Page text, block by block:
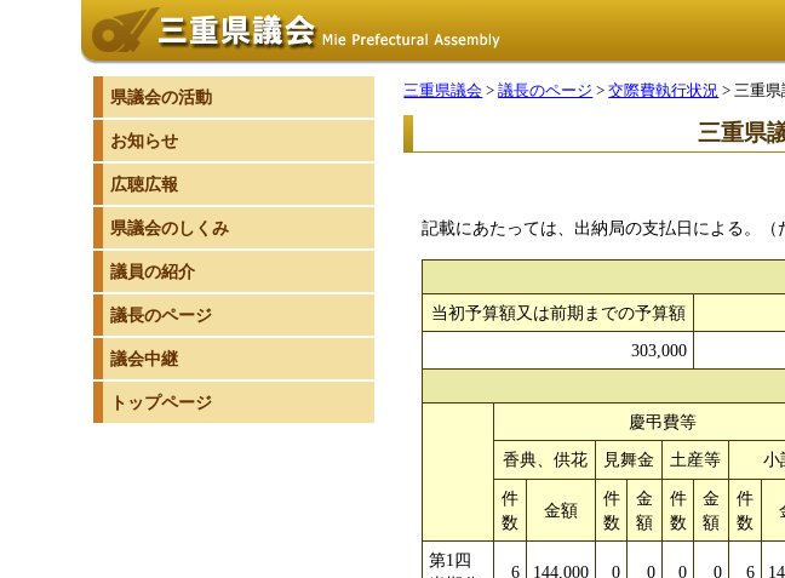
三重県議会 >議長のページ >交際費執行状況 > 三重
三重県議
記載にあたっては、出納局の支払日による。（
当初予算額又は前期までの予算額
303,000
慶弔費等
香典、供花
見舞金 土産等
小
件
数
金額
件
数
金
額
件
数
金
額
件
数
第1四
6 144,000 0 0 0 0 6
県議会の活動
お知らせ
広聴広報
県議会のしくみ
議員の紹介
議長のページ
議会中継
トップページ